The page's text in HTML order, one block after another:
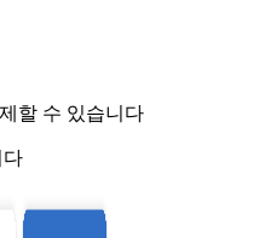
할 수 있습니다
다